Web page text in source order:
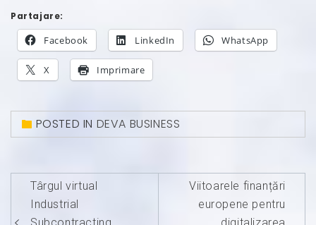
Partajare:
Facebook LinkedIn WhatsApp
X Imprimare
POSTED IN DEVA BUSINESS
Navigare
în
Târgul virtual
Industrial
Viitoarele finanțări
europene pentru